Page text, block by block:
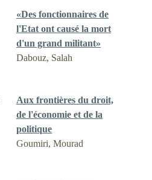
«Des fonctionnaires de
l'Etat ont causé la mort
d'un grand militant»
Dabouz, Salah
Aux frontières du droit,
de l'économie et de la
politique
Goumiri, Mourad